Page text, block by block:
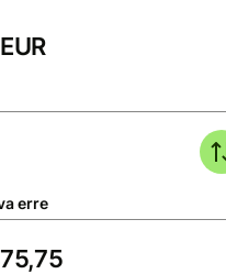
EUR
erre